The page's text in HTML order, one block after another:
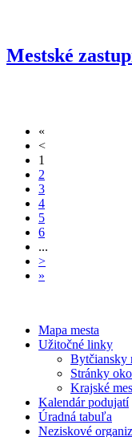
Mestské
«
<
1
2
3
4
5
6
...
>
»
Mapa mesta
Užitočné linky
Bytčiansky
Stránky
Krajské
Kalendár podujatí
Úradná tabuľa
Neziskové